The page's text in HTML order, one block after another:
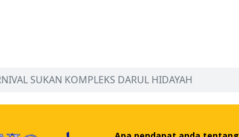
SUKAN KOMPLEKS DARUL HIDAYAH